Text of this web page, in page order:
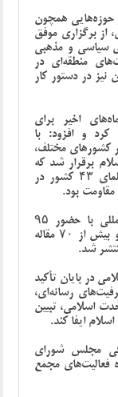
حوزه‌هایی همچون
از برگزاری موفق
سیاسی و مذهبی
منطقه‌ای در
در دستور کار
اخیر برای
و افزود: با
عمومی در کشورهای مختلف،
برقرار شد که
نتیجه آن جمع‌آوری بیش از ۷۰۰ بیانیه از علمای ۴۳ کشور در
بود.
وی ادامه داد: در این مدت ۱۳ وبینار بین‌المللی با حضور ۹۵
شخصیت دینی و فرهنگی از ۱۸ کشور برگزار و بیش از ۷۰ مقاله
شد.
در پایان تأکید
رسانه‌ای،
اسلامی، تبیین
ایفا کند.
مجلس شورای
فعالیت‌های مجمع